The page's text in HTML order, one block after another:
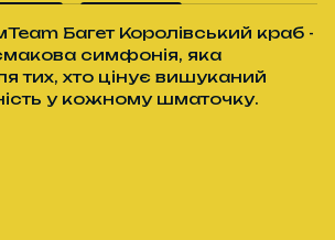
Багет Королівський краб -
симфонія, яка
тих, хто цінує вишуканий
у кожному шматочку.